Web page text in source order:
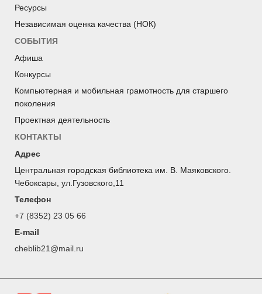
Ресурсы
Независимая оценка качества (НОК)
СОБЫТИЯ
Афиша
Конкурсы
Компьютерная и мобильная грамотность для старшего
поколения
Проектная деятельность
КОНТАКТЫ
Адрес
Центральная городская библиотека им. В. Маяковского.
Чебоксары, ул.Гузовского,11
Телефон
+7 (8352) 23 05 66
E-mail
cheblib21@mail.ru